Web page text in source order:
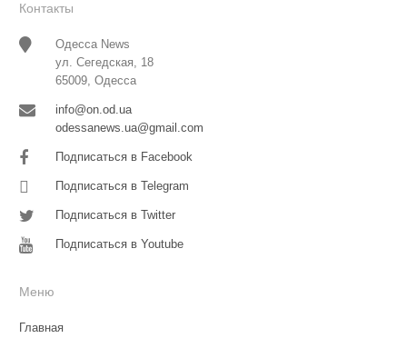
Контакты
Одесса News
ул. Сегедская, 18
65009, Одесса
info@on.od.ua
odessanews.ua@gmail.com
Подписаться в Facebook
Подписаться в Telegram
Подписаться в Twitter
Подписаться в Youtube
Меню
Главная